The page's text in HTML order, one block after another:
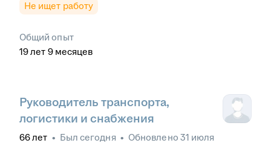
Не ищет работу
Общий опыт
19лет 9 месяцев
Руководитель транспорта,
логистики и снабжения
66лет • Был сегодня • Обновлено 31 июля